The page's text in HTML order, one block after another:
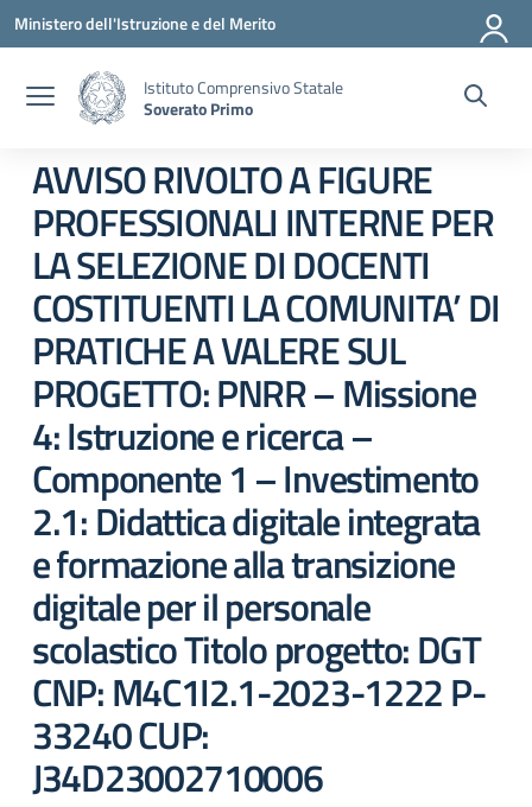
Vai ai contenuti
Vai al menu di navigazione
Vai al footer
Ministero dell'Istruzione e del Merito
Istituto Comprensivo Statale
Soverato Primo
AVVISO RIVOLTO A FIGURE
PROFESSIONALI INTERNE PER
LA SELEZIONE DI DOCENTI
COSTITUENTI LA COMUNITA’ DI
PRATICHE A VALERE SUL
PROGETTO: PNRR – Missione
4: Istruzione e ricerca –
Componente 1 – Investimento
2.1: Didattica digitale integrata
e formazione alla transizione
digitale per il personale
scolastico Titolo progetto: DGT
CNP: M4C1I2.1-2023-1222 P-
33240 CUP:
J34D23002710006